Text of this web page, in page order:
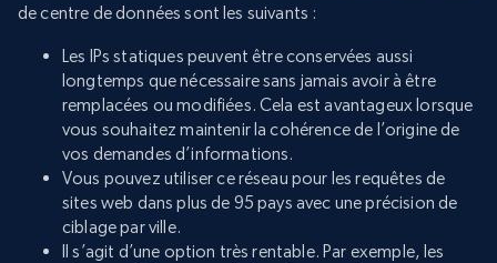
de centre de données sont les suivants :
Les IPs statiques peuvent être conservées aussi
longtemps que nécessaire sans jamais avoir à être
remplacées ou modifiées. Cela est avantageux lorsque
vous souhaitez maintenir la cohérence de l’origine de
vos demandes d’informations.
Vous pouvez utiliser ce réseau pour les requêtes de
sites web dans plus de 95 pays avec une précision de
ciblage par ville.
Il s’agit d’une option très rentable. Par exemple, les